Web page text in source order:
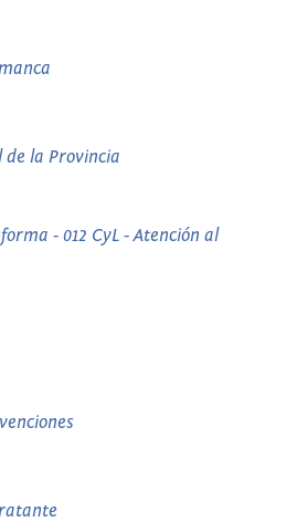
de la Provincia
- 012 CyL - Atención al